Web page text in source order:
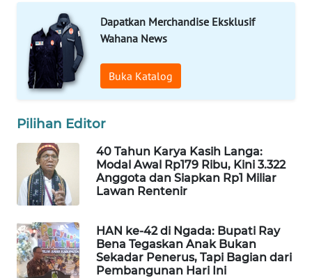
Dapatkan Merchandise Eksklusif
Wahana News
Buka Katalog
Pilihan Editor
40 Tahun Karya Kasih Langa:
Modal Awal Rp179 Ribu, Kini 3.322
Anggota dan Siapkan Rp1 Miliar
Lawan Rentenir
HAN ke-42 di Ngada: Bupati Ray
Bena Tegaskan Anak Bukan
Sekadar Penerus, Tapi Bagian dari
Pembangunan Hari Ini
WAHANA
TANI
WAHANA
ADVOKAT
INFRASTRUKTUR
WAHANA
KONSUMEN
WAHANA
LISTRIK